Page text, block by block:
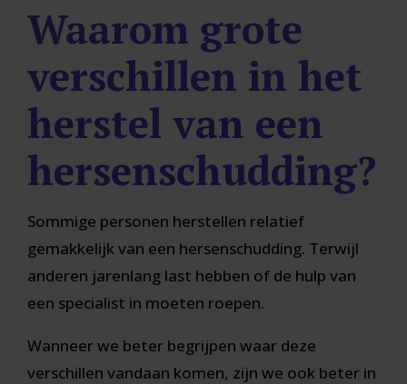
Waarom grote
verschillen in het
herstel van een
hersenschudding?
Sommige personen herstellen relatief
gemakkelijk van een hersenschudding. Terwijl
anderen jarenlang last hebben of de hulp van
een specialist in moeten roepen.
Wanneer we beter begrijpen waar deze
verschillen vandaan komen, zijn we ook beter in